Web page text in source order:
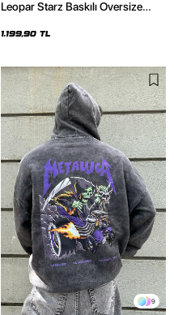
Leopar Starz Baskılı Oversize
1.199,90 TL
9